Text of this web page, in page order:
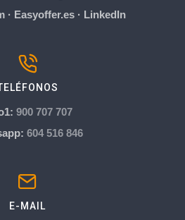
· Easyoffer.es · LinkedIn
900 707 707
604 516 846
E-MAIL